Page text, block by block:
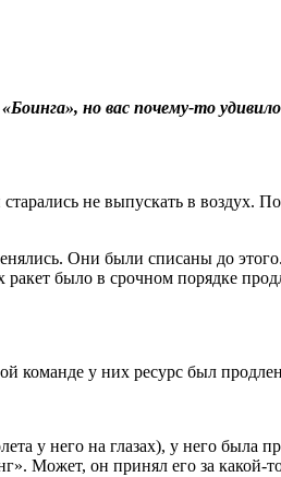
но вас почему-то
не выпускать в воздух.
Они были списаны до
ракет было в срочном порядке
команде у них ресурс был
у него на глазах), у него была
Может, он принял его за какой-